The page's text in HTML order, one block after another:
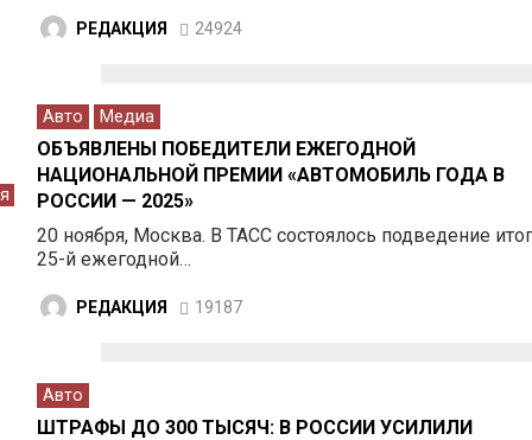
РЕДАКЦИЯ 24924
Авто Медиа
ОБЪЯВЛЕНЫ ПОБЕДИТЕЛИ ЕЖЕГОДНОЙ
НАЦИОНАЛЬНОЙ ПРЕМИИ «АВТОМОБИЛЬ ГОДА В
РОССИИ — 2025»
20 ноября, Москва. В ТАСС состоялось подведение
25-й ежегодной…
РЕДАКЦИЯ 19187
Авто
ШТРАФЫ ДО 300 ТЫСЯЧ: В РОССИИ УСИЛИЛИ